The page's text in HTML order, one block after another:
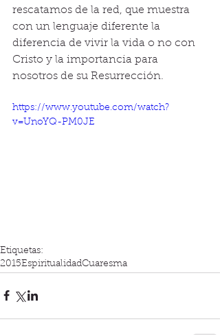
rescatamos de la red, que muestra
con un lenguaje diferente la
diferencia de vivir la vida o no con
Cristo y la importancia para
nosotros de su Resurrección.
https://www.youtube.com/watch?
v=UnoYQ-PM0JE
Etiquetas:
2015EspiritualidadCuaresma